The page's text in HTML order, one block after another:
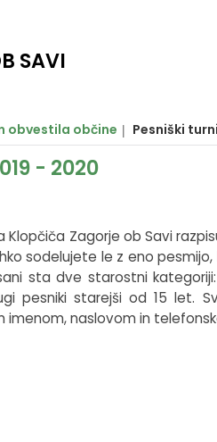
SAVI
obvestila občine Pesniški
- 2020
Zagorje ob Savi
sodelujete le z eno
sta dve starostni
pesniki starejši od 15 let.
imenom, naslovom in
svetna puščico >